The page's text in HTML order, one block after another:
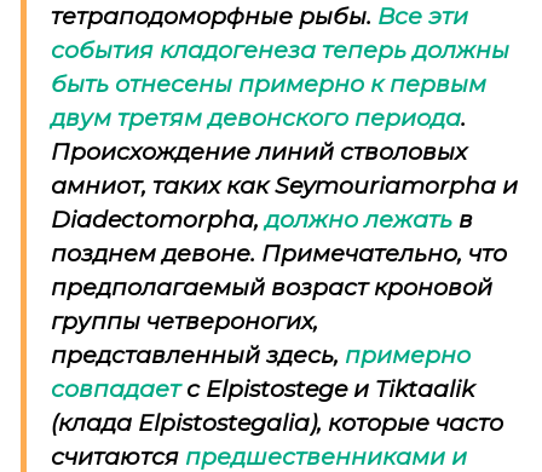
тетраподоморфные рыбы. Все эти
события кладогенеза теперь должны
быть отнесены примерно к первым
двум третям девонского периода.
Происхождение линий стволовых
амниот, таких какSeymouriamorpha и
Diadectomorpha,должно лежать в
позднем девоне. Примечательно, что
предполагаемый возраст кроновой
группы четвероногих,
представленный здесь, примерно
совпадаетс Elpistostege и Tiktaalik
(клада Elpistostegalia), которые часто
считаются предшественниками и